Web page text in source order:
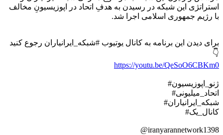
استراتژی این شبکه در رسیدن به هدفِ اتحاد در اپوزیسیونِ مخالف
با رژیم جمهوری اسلامی اجرا شد.
برای دیدن این برنامه به کانال یوتیوب #شبکه_ایرانیاران رجوع کنید
👇
https://youtu.be/QeSoO6CBKm0
#ژنو_اپوزیسیون
#اتحاد_میلیونی
#شبکه_ایرانیاران
#کانال_یک
@iranyarannetwork1398